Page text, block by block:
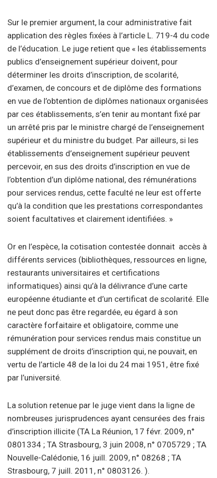
Sur le premier argument, la cour administrative fait
application des règles fixées à l’article L. 719-4 du code
de l’éducation. Le juge retient que « les établissements
publics d’enseignement supérieur doivent, pour
déterminer les droits d’inscription, de scolarité,
d’examen, de concours et de diplôme des formations
en vue de l’obtention de diplômes nationaux organisées
par ces établissements, s’en tenir au montant fixé par
un arrêté pris par le ministre chargé de l’enseignement
supérieur et du ministre du budget. Par ailleurs, si les
établissements d’enseignement supérieur peuvent
percevoir, en sus des droits d’inscription en vue de
l’obtention d’un diplôme national, des rémunérations
pour services rendus, cette faculté ne leur est offerte
qu’à la condition que les prestations correspondantes
soient facultatives et clairement identifiées. »
Or en l’espèce, la cotisation contestée donnait accès à
différents services (bibliothèques, ressources en ligne,
restaurants universitaires et certifications
informatiques) ainsi qu’à la délivrance d’une carte
européenne étudiante et d’un certificat de scolarité. Elle
ne peut donc pas être regardée, eu égard à son
caractère forfaitaire et obligatoire, comme une
rémunération pour services rendus mais constitue un
supplément de droits d’inscription qui, ne pouvait, en
vertu de l’article 48 de la loi du 24 mai 1951, être fixé
par l’université.
La solution retenue par le juge vient dans la ligne de
nombreuses jurisprudences ayant censurées des frais
d’inscription illicite (TA La Réunion, 17 févr. 2009, n°
0801334 ; TA Strasbourg, 3 juin 2008, n° 0705729 ; TA
Nouvelle-Calédonie, 16 juill. 2009, n° 08268 ; TA
Strasbourg, 7 juill. 2011, n° 0803126. ).